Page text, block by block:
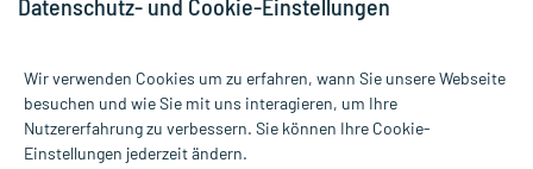
Alle Preise gelten inkl. MwSt., ggf. zzgl. Versandkosten
Informationen auf dieser Website werden ausschließlich für
Datenschutz- und Cookie-Einstellungen
Wir verwenden Cookies um zu erfahren, wann Sie unsere Webseite
besuchen und wie Sie mit uns interagieren, um Ihre
Nutzererfahrung zu verbessern. Sie können Ihre Cookie-
Einstellungen jederzeit ändern.